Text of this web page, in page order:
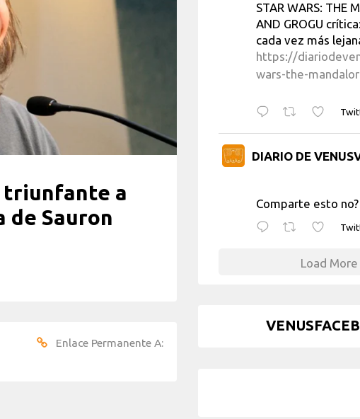
triunfante a
de Sauron
Enlace Permanente A:
STAR WARS: THE
AND GROGU
cada vez más
https://
wars-the-
DIARIO DE
Comparte esto no?
Load More